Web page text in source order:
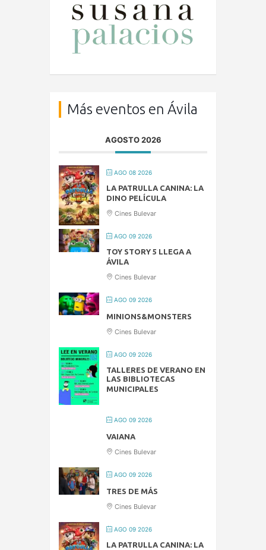
Más eventos en Ávila
AGOSTO 2026
AGO 08 2026
LA PATRULLA CANINA: LA
DINO PELÍCULA
Cines Bulevar
AGO 09 2026
TOY STORY 5 LLEGA A
ÁVILA
Cines Bulevar
AGO 09 2026
MINIONS&MONSTERS
Cines Bulevar
AGO 09 2026
TALLERES DE VERANO EN
LAS BIBLIOTECAS
MUNICIPALES
AGO 09 2026
VAIANA
Cines Bulevar
AGO 09 2026
TRES DE MÁS
Cines Bulevar
AGO 09 2026
LA PATRULLA CANINA: LA